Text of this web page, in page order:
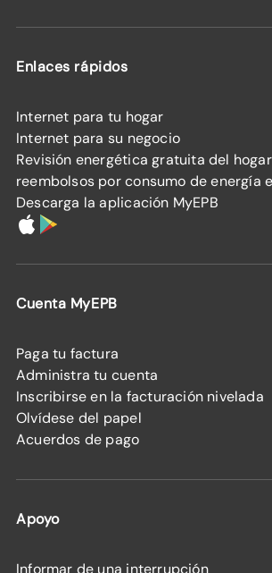
Enlaces rápidos
Internet para tu hogar
Internet para su negocio
Revisión energética gratuita del hogar
reembolsos por consumo de energía
Descarga la aplicación MyEPB
Cuenta MyEPB
Paga tu factura
Administra tu cuenta
Inscribirse en la facturación nivelada
Olvídese del papel
Acuerdos de pago
Apoyo
Informar de una interrupción